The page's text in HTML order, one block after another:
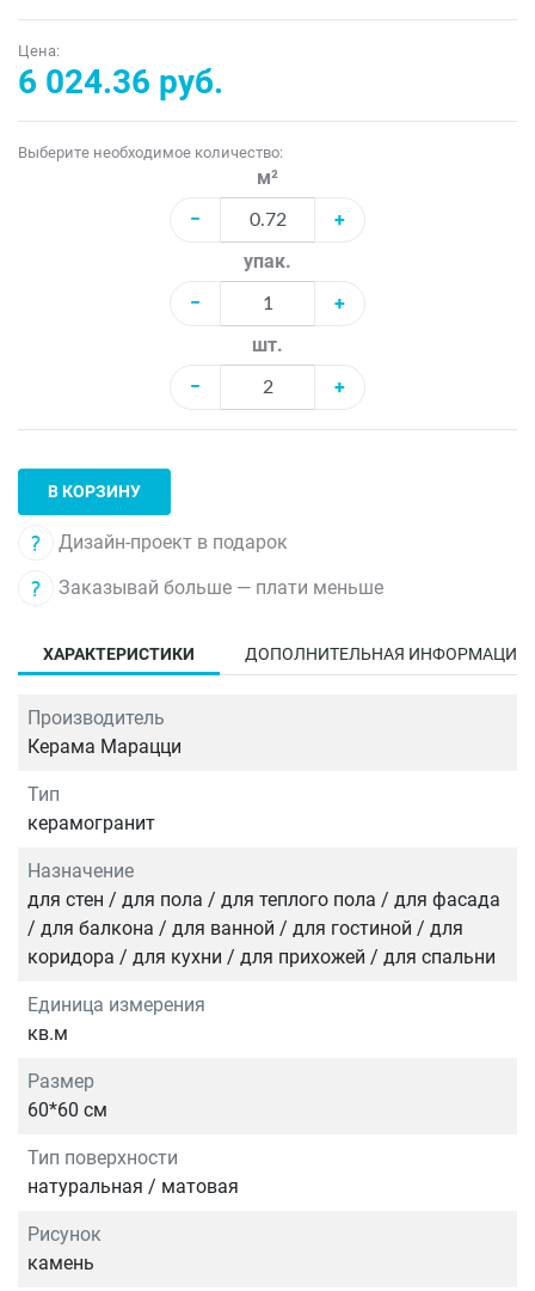
Цена:
6 024.36 руб.
Выберите необходимое количество:
м²
−
+
упак.
−
+
шт.
−
+
В КОРЗИНУ
Дизайн-проект в подарок
Заказывай больше — плати меньше
ХАРАКТЕРИСТИКИ ДОПОЛНИТЕЛЬНАЯ ИНФОРМАЦИЯ
Производитель
Керама Марацци
Тип
керамогранит
Назначение
для стен / для пола / для теплого пола / для фасада
/ для балкона / для ванной / для гостиной / для
коридора / для кухни / для прихожей / для спальни
Единица измерения
кв.м
Размер
60*60 см
Тип поверхности
натуральная / матовая
Рисунок
камень